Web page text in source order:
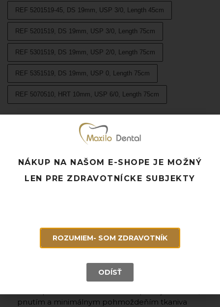
REF 5201519-45, DS 19mm, USP 3/0, Length 45cm
REF 5201519, DS 19mm, USP 3/0, Length 75cm
REF 5301519, DS 19mm, USP 2/0, Length 75cm
REF 5351519, DS 19mm, USP 0, Length 75cm
REF 5070510, HRT 10mm, USP 6/0, Length 75cm
DO KOŠÍKA
CHARAKTERISTIKA
Vysoká pevnosť vlákna, nevstrebateľný materiál
Pružnosť, flexibilita a jemnosť materiálu
Vynikajúca a trvalá podpora tkanív
Minimálna reakcia tkanív
pnutím a minimálnym pohmoždeňím tkaniva
NÁKUP NA NAŠOM E-SHOPE JE MOŽNÝ
LEN PRE ZDRAVOTNÍCKE SUBJEKTY
ROZUMIEM- SOM ZDRAVOTNÍK
ODÍSŤ